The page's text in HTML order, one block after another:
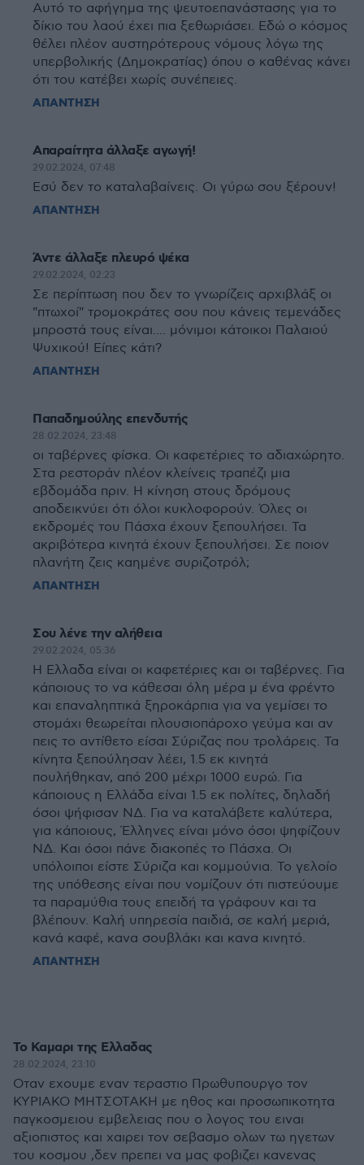
Αυτό το αφήγημα της ψευτοεπανάστασης για το
δίκιο του λαού έχει πια ξεθωριάσει. Εδώ ο κόσμος
θέλει πλέον αυστηρότερους νόμους λόγω της
υπερβολικής (Δημοκρατίας) όπου ο καθένας κάνει
ότι του κατέβει χωρίς συνέπειες.
ΑΠΑΝΤΗΣΗ
Απαραίτητα άλλαξε αγωγή!
29.02.2024, 07:48
Εσύ δεν το καταλαβαίνεις. Οι γύρω σου ξέρουν!
ΑΠΑΝΤΗΣΗ
Άντε άλλαξε πλευρό ψέκα
29.02.2024, 02:23
Σε περίπτωση που δεν το γνωρίζεις αρχιβλάξ οι
"πτωχοί" τρομοκράτες σου που κάνεις τεμενάδες
μπροστά τους είναι.... μόνιμοι κάτοικοι Παλαιού
Ψυχικού! Είπες κάτι?
ΑΠΑΝΤΗΣΗ
Παπαδημούλης επενδυτής
28.02.2024, 23:48
οι ταβέρνες φίσκα. Οι καφετέριες το αδιαχώρητο.
Στα ρεστοράν πλέον κλείνεις τραπέζι μια
εβδομάδα πριν. Η κίνηση στους δρόμους
αποδεικνύει ότι όλοι κυκλοφορούν. Όλες οι
εκδρομές του Πάσχα έχουν ξεπουλήσει. Τα
ακριβότερα κινητά έχουν ξεπουλήσει. Σε ποιον
πλανήτη ζεις καημένε συριζοτρόλ;
ΑΠΑΝΤΗΣΗ
Σου λένε την αλήθεια
29.02.2024, 05:36
Η Ελλαδα είναι οι καφετέριες και οι ταβέρνες. Για
κάποιους το να κάθεσαι όλη μέρα μ ένα φρέντο
και επαναληπτικά ξηροκάρπια για να γεμίσει το
στομάχι θεωρείται πλουσιοπάροχο γεύμα και αν
πεις το αντίθετο είσαι Σύριζας που τρολάρεις. Τα
κίνητα ξεπούλησαν λέει, 1.5 εκ κινητά
πουλήθηκαν, από 200 μέχρι 1000 ευρώ. Για
κάποιους η Ελλάδα είναι 1.5 εκ πολίτες, δηλαδή
όσοι ψήφισαν ΝΔ. Για να καταλάβετε καλύτερα,
για κάποιους, Έλληνες είναι μόνο όσοι ψηφίζουν
ΝΔ. Και όσοι πάνε διακοπές το Πάσχα. Οι
υπόλοιποι είστε Σύριζα και κομμούνια. Το γελοίο
της υπόθεσης είναι που νομίζουν ότι πιστεύουμε
τα παραμύθια τους επειδή τα γράφουν και τα
βλέπουν. Καλή υπηρεσία παιδιά, σε καλή μεριά,
κανά καφέ, κανα σουβλάκι και κανα κινητό.
ΑΠΑΝΤΗΣΗ
Το Καμαρι της Ελλαδας
28.02.2024, 23:10
Οταν εχουμε εναν τεραστιο Πρωθυπουργο τον
ΚΥΡΙΑΚΟ ΜΗΤΣΟΤΑΚΗ με ηθος και προσωπικοτητα
παγκοσμειου εμβελειας που ο λογος του ειναι
αξιοπιστος και χαιρει τον σεβασμο ολων τω ηγετων
του κοσμου ,δεν πρεπει να μας φοβιζει κανενας